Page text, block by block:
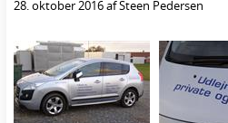
28. oktober 2016 af Steen Pedersen